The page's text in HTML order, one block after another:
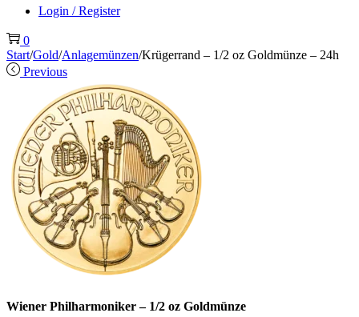
Login / Register
0
Start/Gold/Anlagemünzen/Krügerrand – 1/2 oz Goldmünze – 24h
Previous
Wiener Philharmoniker – 1/2 oz Goldmünze